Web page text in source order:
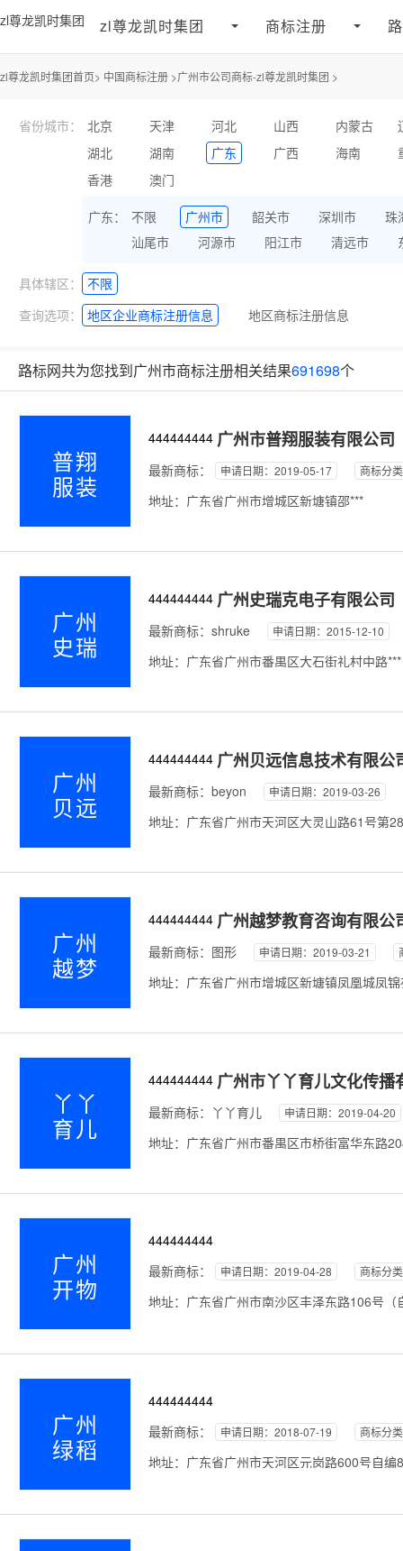
zl尊龙凯时集团 zl尊龙凯时集团 商标注册
zl尊龙凯时集团首页> 中国商标注册 >广州市公司商标-zl尊龙凯时集团 >
省份城市： 北京 天津 河北 山西 内蒙古
湖北
湖南 广东 广西 海南
香港
澳门
广东： 不限 广州市 韶关市 深圳市
珠
汕尾市
河源市 阳江市 清远市
具体辖区：
不限
查询选项：
地区企业商标注册信息 地区商标注册信息
路标网共为您找到广州市商标注册相关结果691698个
普翔
服装
444444444 广州市普翔服装有限公司
最新商标： 申请日期：2019-05-17 商标分
地址：广东省广州市增城区新塘镇邵***
广州
史瑞
444444444 广州史瑞克电子有限公司
最新商标： shruke 申请日期：2015-12-10
地址：广东省广州市番禺区大石街礼村中路***
广州
贝远
444444444 广州贝远信息技术有限公
最新商标： beyon 申请日期：2019-03-26
地址：广东省广州市天河区大灵山路61号第
广州
越梦
444444444 广州越梦教育咨询有限公
最新商标： 图形 申请日期：2019-03-21
地址：广东省广州市增城区新塘镇凤凰城凤
丫丫
育儿
444444444 广州市丫丫育儿文化传播
最新商标： 丫丫育儿 申请日期：2019-04-20
地址：广东省广州市番禺区市桥街富华东路
广州
开物
444444444
最新商标：
申请日期：2019-04-28 商标分
地址：广东省广州市南沙区丰泽东路106号
广州
绿稻
444444444
最新商标：
申请日期：2018-07-19 商标分
地址：广东省广州市天河区元岗路600号自编